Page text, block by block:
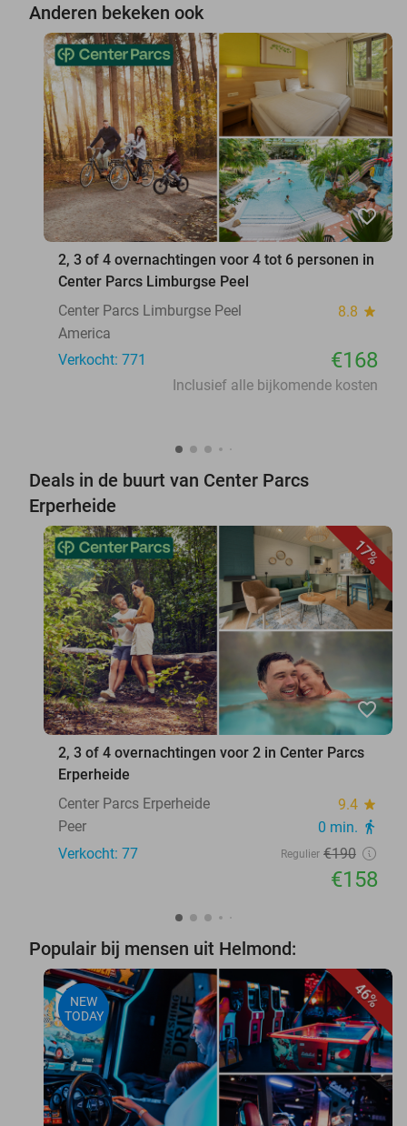
Anderen bekeken ook
favorite_border
2, 3 of 4 overnachtingen voor 4 tot 6 personen in
Center Parcs Limburgse Peel
Center Parcs Limburgse Peel
8.8 star
America
Verkocht: 771
€168
Inclusief alle bijkomende kosten
Deals in de buurt van Center Parcs
Erperheide
17%
favorite_border
2, 3 of 4 overnachtingen voor 2 in Center Parcs
Erperheide
Center Parcs Erperheide
9.4 star
Peer 0 min. directions_walk
Verkocht: 77 Regulier €190
€158
Populair bij mensen uit Helmond:
46%
NEW
TODAY